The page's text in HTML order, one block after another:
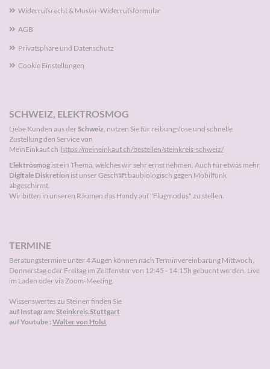
Widerrufsrecht & Muster-Widerrufsformular
AGB
Privatsphäre und Datenschutz
Cookie Einstellungen
SCHWEIZ, ELEKTROSMOG
Liebe Kunden aus derSchweiz, nutzen Sie für reibungslose und schnelle
Zustellung den Service von
MeinEinkauf.ch https://meineinkauf.ch/bestellen/steinkreis-schweiz/
Elektrosmog ist ein Thema, welches wir sehr ernst nehmen. Auch für etwas mehr
Digitale Diskretion ist unser Geschäft baubiologisch gegen Mobilfunk
abgeschirmt.
Wir bitten in unseren Räumen das Handy auf "Flugmodus" zu stellen.
TERMINE
Beratungstermine unter 4 Augen können nach Terminvereinbarung Mittwoch,
Donnerstag oder Freitag im Zeitfenster von 12:45 - 14:15h gebucht werden. Live
im Laden oder via Zoom-Meeting.
Wissenswertes zu Steinen finden Sie
auf Instagram:Steinkreis.Stuttgart
auf Youtube :Walter von Holst